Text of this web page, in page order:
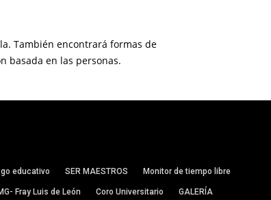
También encontrará formas de
basada en las personas.
educativo SER MAESTROS Monitor de tiempo libre
Fray Luis de León Coro Universitario GALERÍA